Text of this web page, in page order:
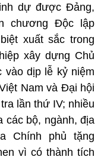
dự được Đảng,
chương Độc lập
xuất sắc trong
xây dựng Chủ
vào dịp lễ kỷ niệm
Nam và Đại hội
lần thứ IV; nhiều
các bộ, ngành, địa
Chính phủ tặng
vì có thành tích